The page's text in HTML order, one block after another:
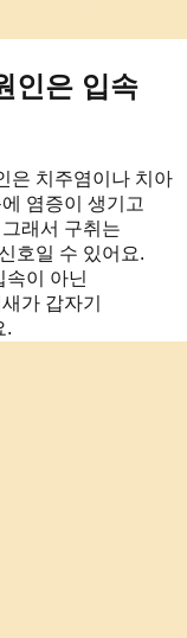
인은 입속
은 치주염이나 치아
염증이 생기고
래서 구취는
호일 수 있어요.
속이 아닌
가 갑자기
.